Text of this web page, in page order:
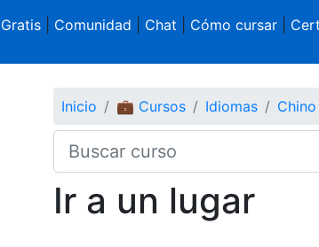
Comunidad Chat Cómo cursar|
Inicio 💼 Cursos Idiomas Chino
Ir a un lugar